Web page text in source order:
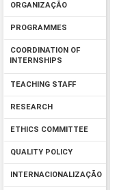
ORGANIZAÇÃO
PROGRAMMES
COORDINATION OF
INTERNSHIPS
TEACHING STAFF
RESEARCH
ETHICS COMMITTEE
QUALITY POLICY
INTERNACIONALIZAÇÃO